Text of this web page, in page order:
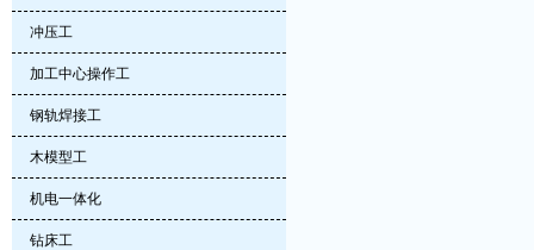
冲压工
加工中心操作工
钢轨焊接工
木模型工
机电一体化
钻床工